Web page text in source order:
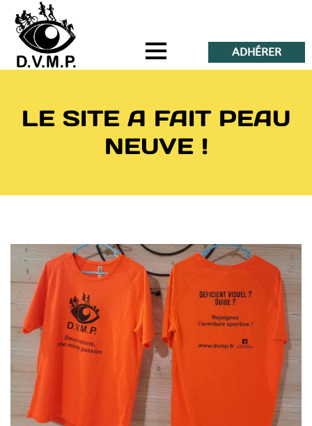
ADHÉRER
LE SITE A FAIT PEAU
NEUVE !